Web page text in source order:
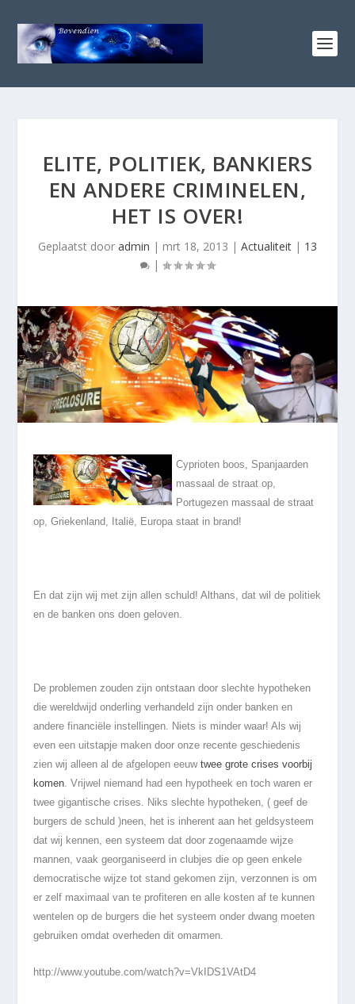
ELITE, POLITIEK, BANKIERS
EN ANDERE CRIMINELEN,
HET IS OVER!
Geplaatst door admin | mrt 18, 2013 | Actualiteit | 13
|
Cyprioten boos, Spanjaarden
massaal de straat op,
Portugezen massaal de straat
op, Griekenland, Italië, Europa staat in brand!
En dat zijn wij met zijn allen schuld! Althans, dat wil de politiek
en de banken ons doen geloven.
De problemen zouden zijn ontstaan door slechte hypotheken
die wereldwijd onderling verhandeld zijn onder banken en
andere financiële instellingen. Niets is minder waar! Als wij
even een uitstapje maken door onze recente geschiedenis
zien wij alleen al de afgelopen eeuwtwee grote crises voorbij
komen . Vrijwel niemand had een hypotheek en toch waren er
twee gigantische crises. Niks slechte hypotheken, ( geef de
burgers de schuld )neen, het is inherent aan het geldsysteem
dat wij kennen, een systeem dat door zogenaamde wijze
mannen, vaak georganiseerd in clubjes die op geen enkele
democratische wijze tot stand gekomen zijn, verzonnen is om
er zelf maximaal van te profiteren en alle kosten af te kunnen
wentelen op de burgers die het systeem onder dwang moeten
gebruiken omdat overheden dit omarmen.
http://www.youtube.com/watch?v=VkIDS1VAtD4